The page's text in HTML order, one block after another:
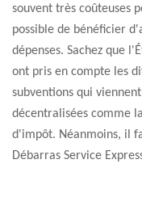
souvent très coûteuses
possible de bénéficier
dépenses. Sachez que
ont pris en compte les
subventions qui
décentralisées comme
d'impôt. Néanmoins, il
Débarras Service